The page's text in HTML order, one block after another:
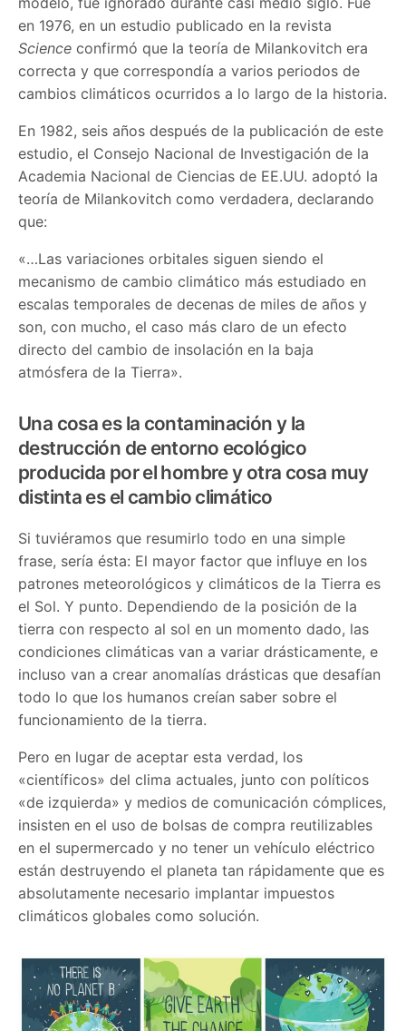
en 1976, en un estudio publicado en la revista
Science confirmó que la teoría de Milankovitch era
correcta y que correspondía a varios periodos de
cambios climáticos ocurridos a lo largo de la historia.
En 1982, seis años después de la publicación de este
estudio, el Consejo Nacional de Investigación de la
Academia Nacional de Ciencias de EE.UU. adoptó la
teoría de Milankovitch como verdadera, declarando
que:
«…Las variaciones orbitales siguen siendo el
mecanismo de cambio climático más estudiado en
escalas temporales de decenas de miles de años y
son, con mucho, el caso más claro de un efecto
directo del cambio de insolación en la baja
atmósfera de la Tierra».
Una cosa es la contaminación y la
destrucción de entorno ecológico
producida por el hombre y otra cosa muy
distinta es el cambio climático
Si tuviéramos que resumirlo todo en una simple
frase, sería ésta: El mayor factor que influye en los
patrones meteorológicos y climáticos de la Tierra es
el Sol. Y punto. Dependiendo de la posición de la
tierra con respecto al sol en un momento dado, las
condiciones climáticas van a variar drásticamente, e
incluso van a crear anomalías drásticas que desafían
todo lo que los humanos creían saber sobre el
funcionamiento de la tierra.
Pero en lugar de aceptar esta verdad, los
«científicos» del clima actuales, junto con políticos
«de izquierda» y medios de comunicación cómplices,
insisten en el uso de bolsas de compra reutilizables
en el supermercado y no tener un vehículo eléctrico
están destruyendo el planeta tan rápidamente que es
absolutamente necesario implantar impuestos
climáticos globales como solución.